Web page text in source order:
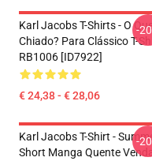
Karl Jacobs T-Shirts - O
Chiado? Para Clássico T-
RB1006 [ID7922]
€ 24,38 - € 28,06
-
Karl Jacobs T-Shirt -
Short Manga Quente
-